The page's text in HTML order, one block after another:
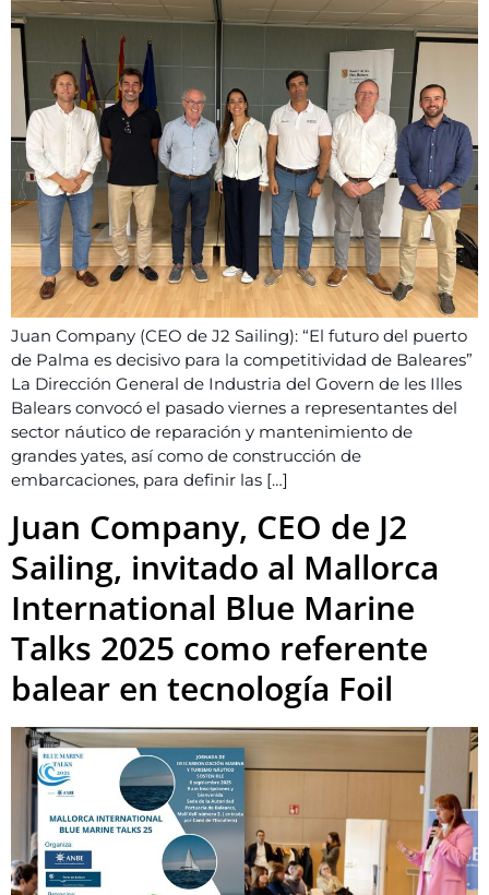
Juan Company (CEO de J2 Sailing): “El futuro del puerto
de Palma es decisivo para la competitividad de Baleares”
La Dirección General de Industria del Govern de les Illes
Balears convocó el pasado viernes a representantes del
sector náutico de reparación y mantenimiento de
grandes yates, así como de construcción de
embarcaciones, para definir las […]
Juan Company, CEO de J2
Sailing, invitado al Mallorca
International Blue Marine
Talks 2025 como referente
balear en tecnología Foil